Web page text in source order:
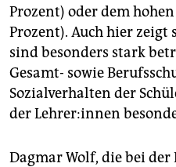
Prozent) oder dem
Prozent). Auch hier zeigt
sind besonders stark
Gesamt- sowie
Sozialverhalten der
der Leh­re­r:in­nen
Dagmar Wolf, die bei der